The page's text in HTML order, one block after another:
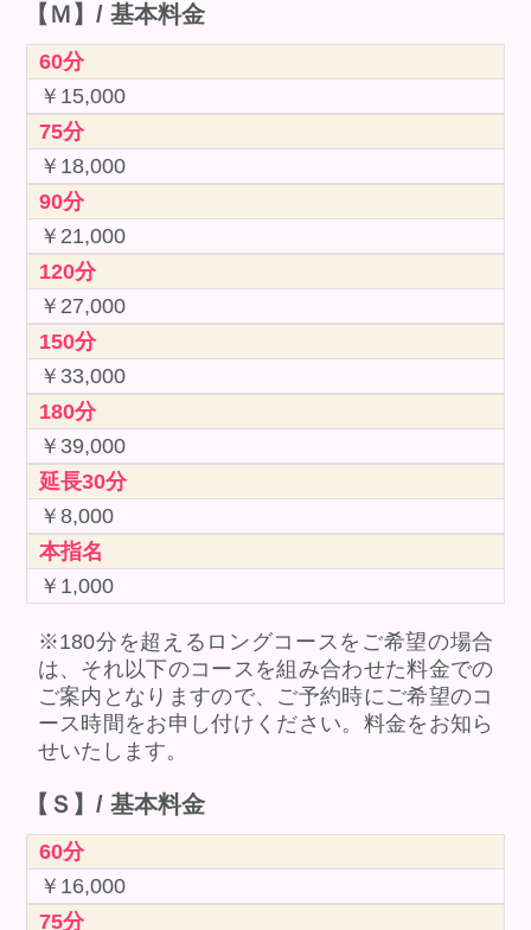
【Ｍ】/ 基本料金
60分
￥15,000
75分
￥18,000
90分
￥21,000
120分
￥27,000
150分
￥33,000
180分
￥39,000
延長30分
￥8,000
本指名
￥1,000
※180分を超えるロングコースをご希望の場合
は、それ以下のコースを組み合わせた料金での
ご案内となりますので、ご予約時にご希望のコ
ース時間をお申し付けください。料金をお知ら
せいたします。
【Ｓ】/ 基本料金
60分
￥16,000
75分